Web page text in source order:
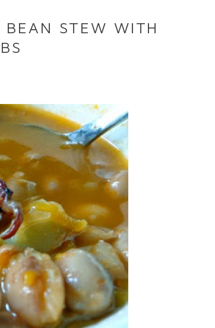
STEW WITH